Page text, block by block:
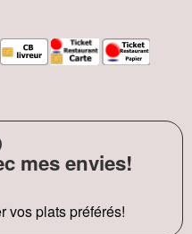
mes envies!
vos plats préférés!